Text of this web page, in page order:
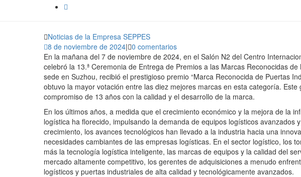
Noticias de la Empresa SEPPES
8 de noviembre de 2024| 0 comentarios
En la mañana del 7 de noviembre de 2024, en el Salón N2 del Centro
celebró la 13.ª Ceremonia de Entrega de Premios a las Marcas Reconocidas
sede en Suzhou, recibió el prestigioso premio “Marca Reconocida de Puertas
obtuvo la mayor votación entre las diez mejores marcas en esta categoría.
compromiso de 13 años con la calidad y el desarrollo de la marca.
En los últimos años, a medida que el crecimiento económico y la mejora de la
logística ha florecido, impulsando la demanda de equipos logísticos avanzados
crecimiento, los avances tecnológicos han llevado a la industria hacia una
necesidades cambiantes de las empresas logísticas. En el sector logístico, los
más la tecnología logística inteligente, las marcas de equipos y la calidad del
mercado altamente competitivo, los gerentes de adquisiciones a menudo
logísticos y puertas industriales de alta calidad y tecnológicamente avanzados.